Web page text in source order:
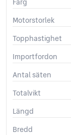
Motorstorlek
Topphastighet
Importfordon
Antal säten
Totalvikt
Längd
Bredd